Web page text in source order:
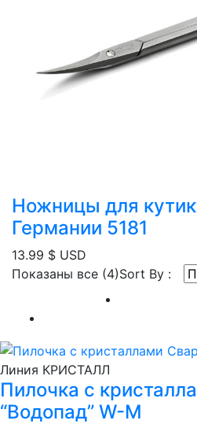
Ножницы для
Германии 5181
13.99 $ USD
Показаны все (4)Сортировка:
Sort By :
Линия КРИСТАЛЛ
Пилочка с
“Водопад” W-M